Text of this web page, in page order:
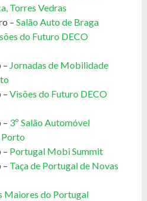
Torres Vedras
– Salão Auto de Braga
do Futuro DECO
– Jornadas de Mobilidade
– Visões do Futuro DECO
– 3º Salão Automóvel
– Portugal Mobi Summit
– Taça de Portugal de Novas
Maiores do Portugal